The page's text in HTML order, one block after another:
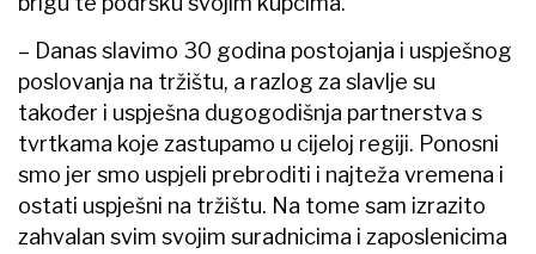
– Danas slavimo 30 godina postojanja i uspješnog
poslovanja na tržištu, a razlog za slavlje su
također i uspješna dugogodišnja partnerstva s
tvrtkama koje zastupamo u cijeloj regiji. Ponosni
smo jer smo uspjeli prebroditi i najteža vremena i
ostati uspješni na tržištu. Na tome sam izrazito
zahvalan svim svojim suradnicima i zaposlenicima